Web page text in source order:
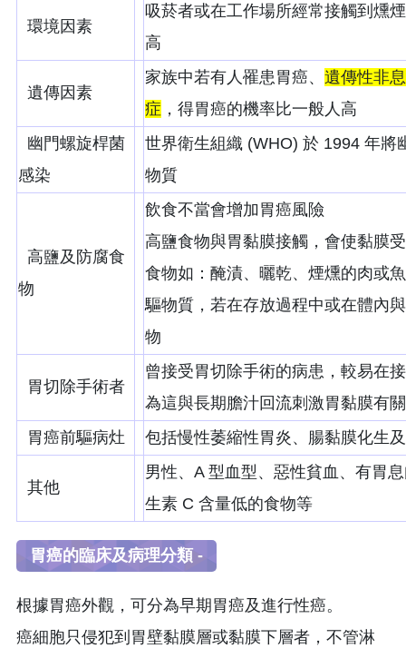
環境因素
吸菸者或在工作場所經常接觸到燻
高
遺傳因素
家族中若有人罹患胃癌、 遺傳性非
症 ，得胃癌的機率比一般人高
幽門螺旋桿菌
感染
世界衛生組織 (WHO) 於 1994 年將
物質
高鹽及防腐食
物
飲食不當會增加胃癌風險
高鹽食物與胃黏膜接觸，會使黏膜
食物如：醃漬、曬乾、煙燻的肉或
驅物質，若在存放過程中或在體內
物
胃切除手術者
曾接受胃切除手術的病患，較易在
為這與長期膽汁回流刺激胃黏膜有
胃癌前驅病灶
包括慢性萎縮性胃炎、腸黏膜化生
其他
男性、A 型血型、惡性貧血、有胃
生素 C 含量低的食物等
胃癌的臨床及病理分類 -
根據胃癌外觀，可分為早期胃癌及進行性癌。
癌細胞只侵犯到胃壁黏膜層或黏膜下層者，不管淋